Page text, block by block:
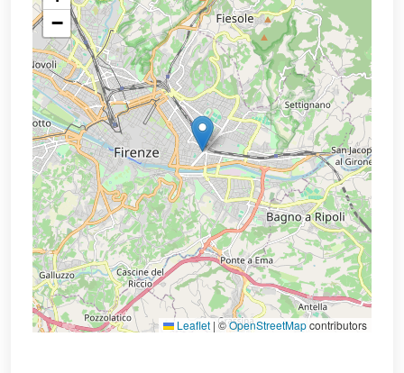
−
Leaflet | ©OpenStreetMapcontributors